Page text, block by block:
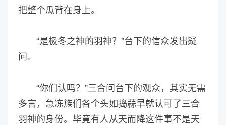
把整个瓜背在身上。
“是极冬之神的羽神？”台下的信众发出疑
问。
“你们认吗？”三合问台下的观众，其实无需
多言，急冻族们各个头如捣蒜早就认可了三合
羽神的身份。毕竟有人从天而降这件事不是天